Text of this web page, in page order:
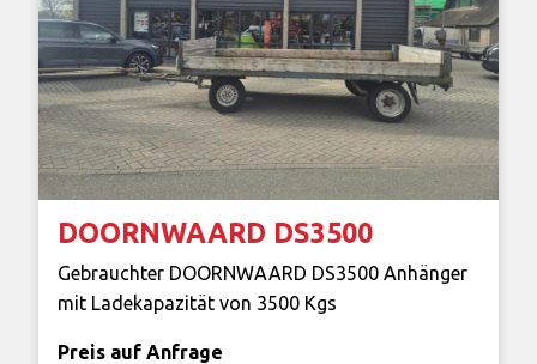
DOORNWAARD DS3500
Gebrauchter DOORNWAARD DS3500 Anhänger
mit Ladekapazität von 3500 Kgs
Preis auf Anfrage